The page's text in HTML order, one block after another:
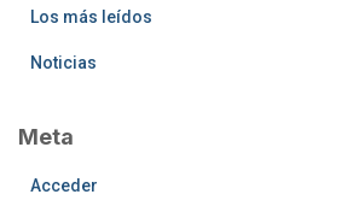
Los más leídos
Noticias
Meta
Acceder